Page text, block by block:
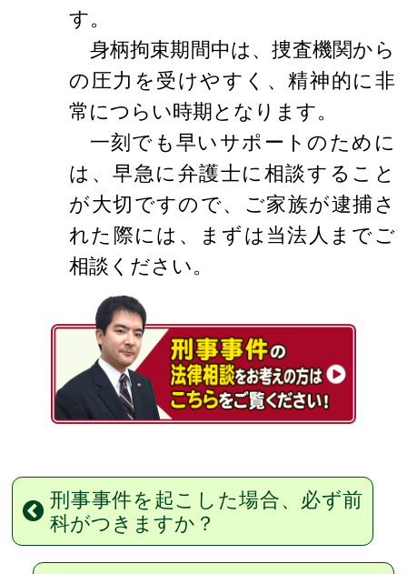
す。
身柄拘束期間中は、捜査機関から
の圧力を受けやすく、精神的に非
常につらい時期となります。
一刻でも早いサポートのために
は、早急に弁護士に相談すること
が大切ですので、ご家族が逮捕さ
れた際には、まずは当法人までご
相談ください。
刑事事件を起こした場合、必ず前
科がつきますか？